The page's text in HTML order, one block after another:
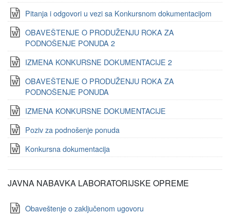
Pitanja i odgovori u vezi sa Konkursnom dokumentacijom
OBAVEŠTENJE O PRODUŽENJU ROKA ZA
PODNOŠENJE PONUDA 2
IZMENA KONKURSNE DOKUMENTACIJE 2
OBAVEŠTENJE O PRODUŽENJU ROKA ZA
PODNOŠENJE PONUDA
IZMENA KONKURSNE DOKUMENTACIJE
Poziv za podnošenje ponuda
Konkursna dokumentacija
JAVNA NABAVKA LABORATORIJSKE OPREME
Obaveštenje o zaključenom ugovoru